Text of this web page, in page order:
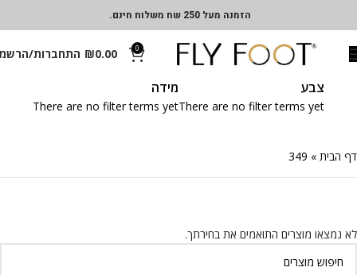
הזמנה מעל 250 שח משלוח חינם.
0
₪0.00 התחברות/
צבע
There are no filter terms yet
מידה
There are no filter terms yet
דף הבית »
349
לא נמצאו מוצרים התואמים את בחירתך.